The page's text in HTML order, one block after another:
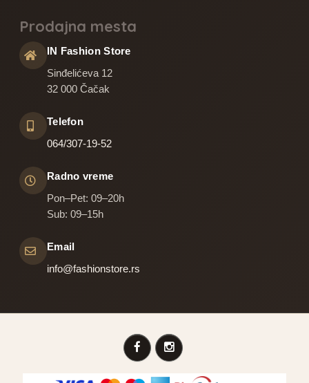
Prodajna mesta
IN Fashion Store
Sinđelićeva 12
32 000 Čačak
Telefon
064/307-19-52
Radno vreme
Pon–Pet: 09–20h
Sub: 09–15h
Email
info@fashionstore.rs